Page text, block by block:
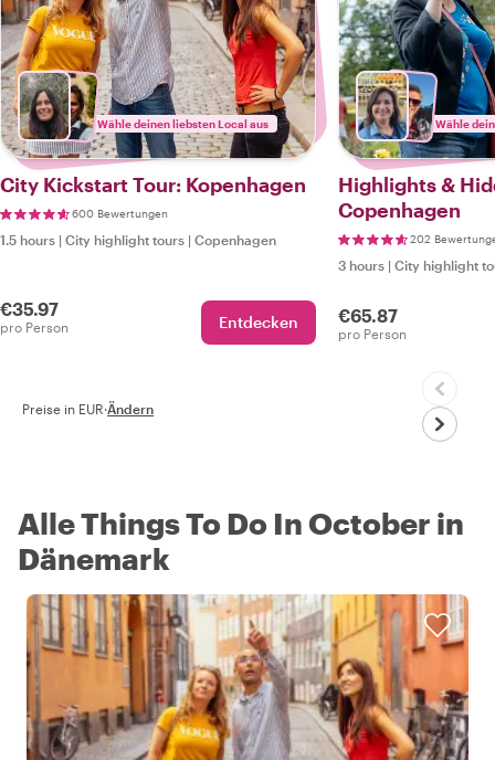
Wähle deinen liebsten Local aus
City Kickstart Tour: Kopenhagen
600 Bewertungen
1.5 hours | City highlight tours | Copenhagen
€35.97
pro Person Entdecken
Wähle
Highlights &
Copenhagen
202
3 hours | City highlight
€65.87
pro Person
Preise in EUR·Ändern
Alle Things To Do In October in
Dänemark